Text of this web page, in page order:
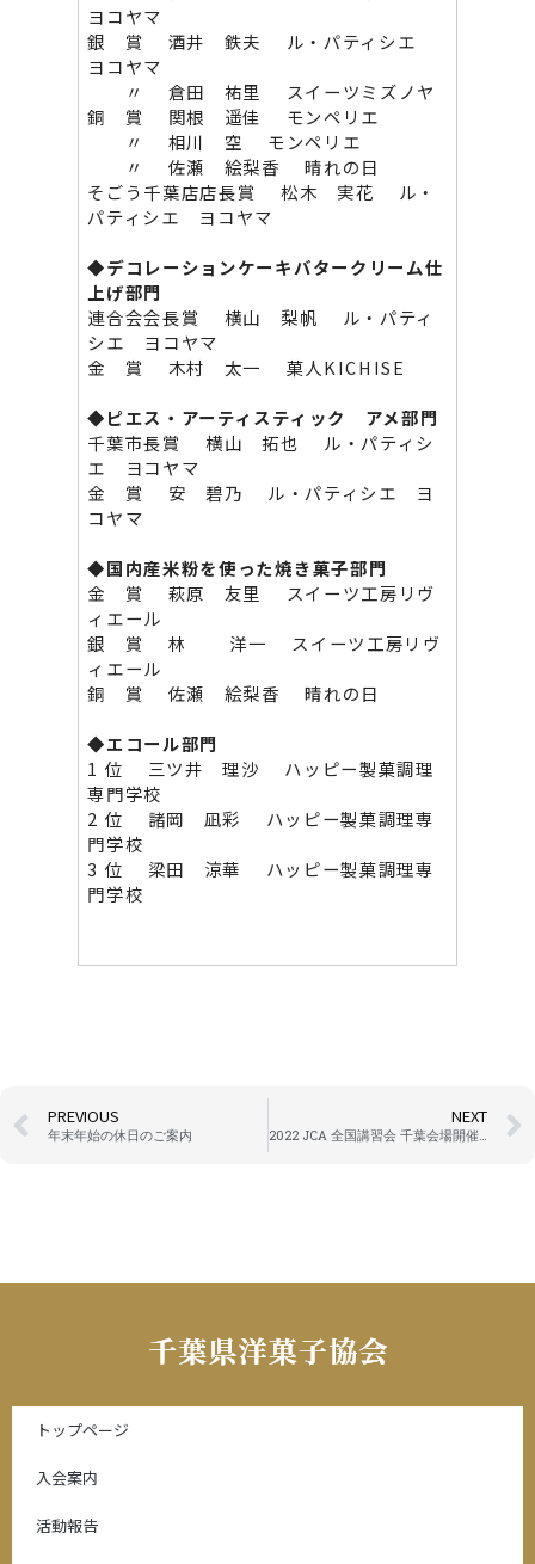
ヨコヤマ
銀 賞 酒井 鉄夫 ル・パティシエ
ヨコヤマ
〃 倉田 祐里 スイーツミズノヤ
銅 賞 関根 遥佳 モンペリエ
〃 相川 空 モンペリエ
〃 佐瀬 絵梨香 晴れの日
そごう千葉店店長賞 松木 実花 ル・
パティシエ ヨコヤマ
◆デコレーションケーキバタークリーム仕
上げ部門
連合会会長賞 横山 梨帆 ル・パティ
シエ ヨコヤマ
金 賞 木村 太一 菓人KICHISE
◆ピエス・アーティスティック アメ部門
千葉市長賞 横山 拓也 ル・パティシ
エ ヨコヤマ
金 賞 安 碧乃 ル・パティシエ ヨ
コヤマ
◆国内産米粉を使った焼き菓子部門
金 賞 萩原 友里 スイーツ工房リヴ
ィエール
銀 賞 林 洋一 スイーツ工房リヴ
ィエール
銅 賞 佐瀬 絵梨香 晴れの日
◆エコール部門
1 位 三ツ井 理沙 ハッピー製菓調理
専門学校
2 位 諸岡 凪彩 ハッピー製菓調理専
門学校
3 位 梁田 涼華 ハッピー製菓調理専
門学校
PREVIOUS
年末年始の休日のご案内
NEXT
2022 JCA 全国講習会 千葉会場開催について
トップページ
入会案内
活動報告